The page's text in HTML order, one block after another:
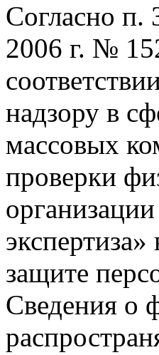
Согласно п.
2006 г. №
надзору в
массовых
проверки
защите
Сведения о